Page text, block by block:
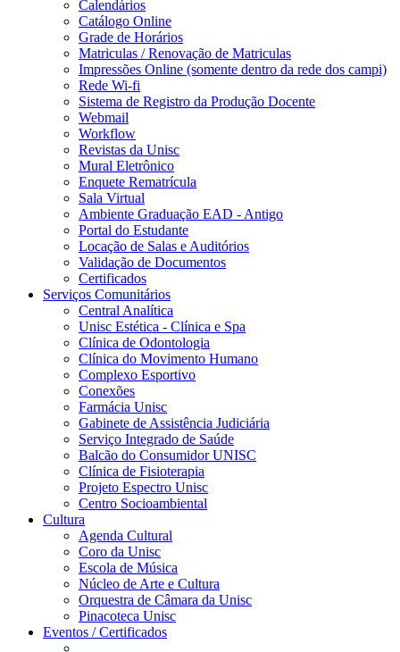
Calendários
Catálogo Online
Grade de Horários
Matriculas / Renovação de Matriculas
Impressões Online (somente dentro da rede dos campi)
Rede Wi-fi
Sistema de Registro da Produção Docente
Webmail
Workflow
Revistas da Unisc
Mural Eletrônico
Enquete Rematrícula
Sala Virtual
Ambiente Graduação EAD - Antigo
Portal do Estudante
Locação de Salas e Auditórios
Validação de Documentos
Certificados
Serviços Comunitários
Central Analítica
Unisc Estética - Clínica e Spa
Clínica de Odontologia
Clínica do Movimento Humano
Complexo Esportivo
Conexões
Farmácia Unisc
Gabinete de Assistência Judiciária
Serviço Integrado de Saúde
Balcão do Consumidor UNISC
Clínica de Fisioterapia
Projeto Espectro Unisc
Centro Socioambiental
Cultura
Agenda Cultural
Coro da Unisc
Escola de Música
Núcleo de Arte e Cultura
Orquestra de Câmara da Unisc
Pinacoteca Unisc
Eventos / Certificados